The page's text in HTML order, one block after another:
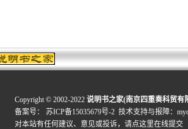
Copyright © 2002-2022 说明书之家(南京四重奏科贸有
备案号：
苏ICP备15035679号-2 技术支持与报障：
对本站有任何建议、意见或投诉， 请点这里在线提交